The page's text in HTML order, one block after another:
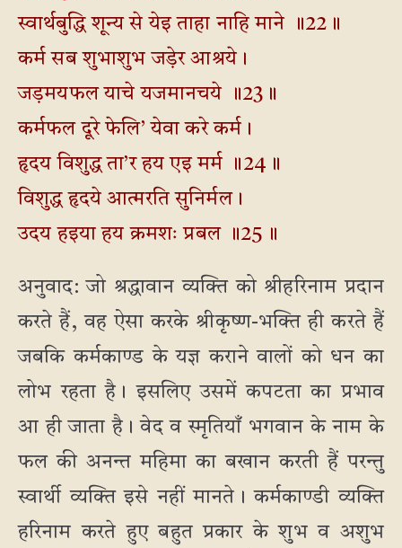
स्वार्थबुद्धि शून्य से येइ ताहा नाहि माने ॥22॥
कर्म सब शुभाशुभ जड़ेर आश्रये।
जड़मयफल याचे यजमानचये ॥23॥
कर्मफल दूरे फेलि’ येवा करे कर्म।
हृदय विशुद्ध ता’र हय एइ मर्म ॥24॥
विशुद्ध हृदये आत्मरति सुनिर्मल।
उदय हइया हय क्रमशः प्रबल ॥25॥
अनुवाद: जो श्रद्धावान व्यक्ति को श्रीहरिनाम प्रदान
करते हैं, वह ऐसा करके श्रीकृष्ण-भक्ति ही करते हैं
जबकि कर्मकाण्ड के यज्ञ कराने वालों को धन का
लोभ रहता है। इसलिए उसमें कपटता का प्रभाव
आ ही जाता है। वेद व स्मृतियाँ भगवान के नाम के
फल की अनन्त महिमा का बखान करती हैं परन्तु
स्वार्थी व्यक्ति इसे नहीं मानते। कर्मकाण्डी व्यक्ति
हरिनाम करते हुए बहुत प्रकार के शुभ व अशुभ